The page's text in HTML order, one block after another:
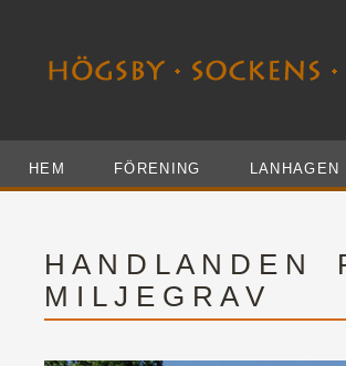
HEM FÖRENING LANHAGEN
H A N D L A N D E N
M I L J E G R A V